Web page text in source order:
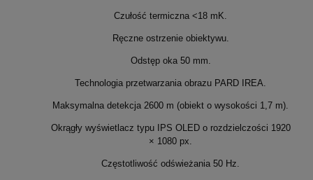
Czułość termiczna <18 mK.
Ręczne ostrzenie obiektywu.
Odstęp oka 50 mm.
Technologia przetwarzania obrazu PARD IREA.
Maksymalna detekcja 2600 m (obiekt o wysokości 1,7 m).
Okrągły wyświetlacz typu IPS OLED o rozdzielczości 1920
× 1080 px.
Częstotliwość odświeżania 50 Hz.